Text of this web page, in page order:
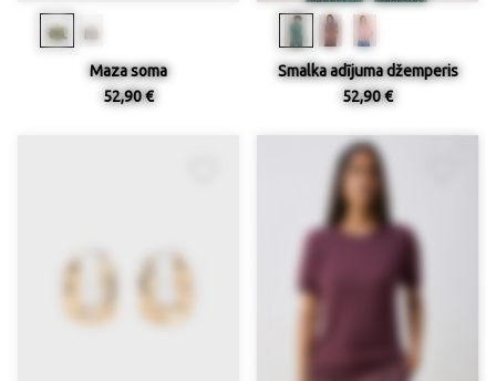
Maza soma
52,90 €
Smalka adījuma džemperis
52,90 €